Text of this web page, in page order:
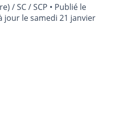
/ SC / SCP • Publié le
jour lesamedi 21 janvier